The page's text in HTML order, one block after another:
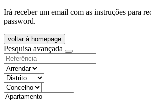
Irá receber um email com as instruções para
password.
voltar à homepage
Pesquisa avançada
objective
districtId
countyId
types